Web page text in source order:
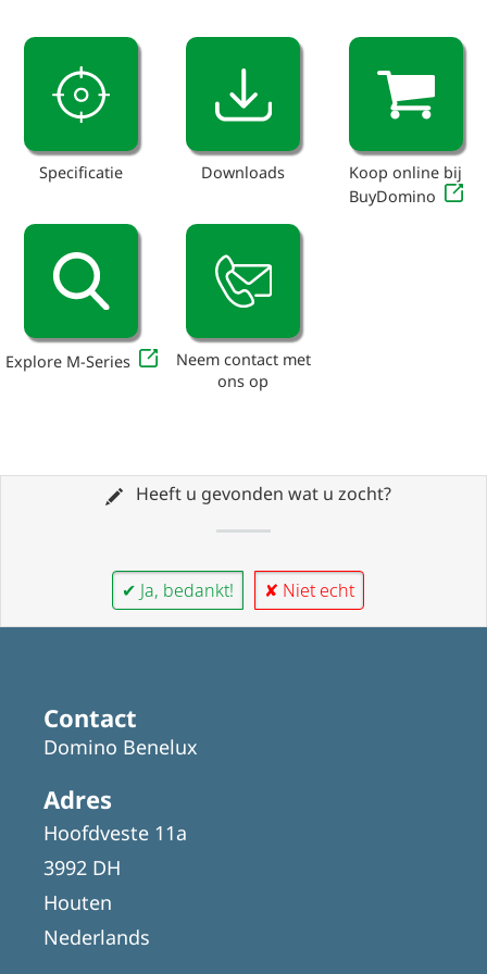
Specificatie Downloads
Koop online bij
BuyDomino
Explore M-Series
Neem contact met
ons op
Heeft u gevonden wat u zocht?
✔ Ja, bedankt! ✘ Niet echt
Contact
Domino Benelux
Adres
Hoofdveste 11a
3992 DH
Houten
Nederlands